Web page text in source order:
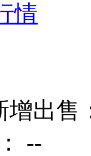
情
增出售
--